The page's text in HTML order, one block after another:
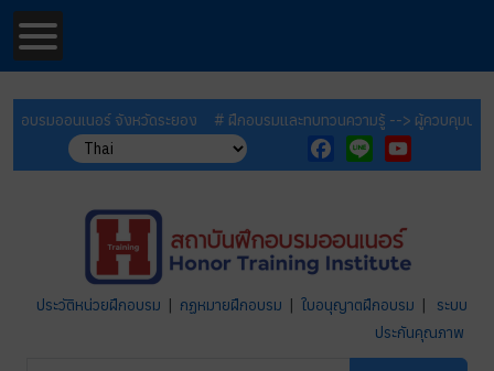
ออนเนอร์ จังหวัดระยอง # ฝึกอบรมและทบทวนความรู้ --> ผู้ควบคุมประจำหม้
Facebook
Line YouTube
ประวัติหน่วยฝึกอบรม | กฏหมายฝึกอบรม | ใบอนุญาตฝึกอบรม |
ระบบ
ประกันคุณภาพ